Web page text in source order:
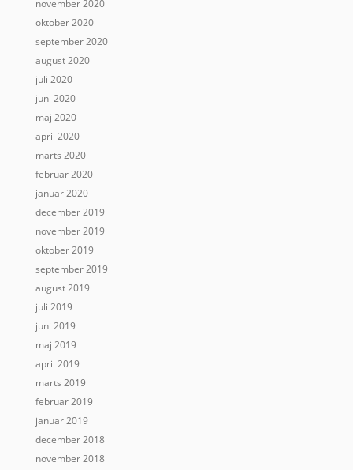
november 2020
oktober 2020
september 2020
august 2020
juli 2020
juni 2020
maj 2020
april 2020
marts 2020
februar 2020
januar 2020
december 2019
november 2019
oktober 2019
september 2019
august 2019
juli 2019
juni 2019
maj 2019
april 2019
marts 2019
februar 2019
januar 2019
december 2018
november 2018